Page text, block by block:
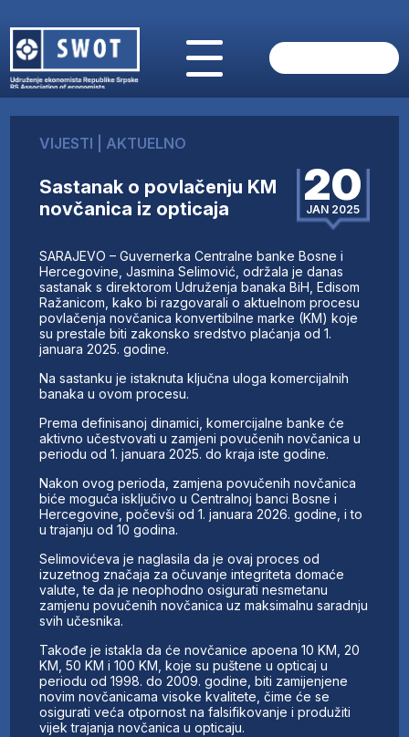
O NAMA
AKTUELNO
ANALIZE
FINANSIJE
IZ STRANIH MEDIJA
AKTIVNOSTI
SWOT INTERVJU
UČLANI SE
KONTAKT
VIJESTI AKTUELNO
Sastanak o povlačenju KM
novčanica iz opticaja
20
JAN 2025
SARAJEVO – Guvernerka Centralne banke Bosne i
Hercegovine, Jasmina Selimović, održala je danas
sastanak s direktorom Udruženja banaka BiH, Edisom
Ražanicom, kako bi razgovarali o aktuelnom procesu
povlačenja novčanica konvertibilne marke (KM) koje
su prestale biti zakonsko sredstvo plaćanja od 1.
januara 2025. godine.
Na sastanku je istaknuta ključna uloga komercijalnih
banaka u ovom procesu.
Prema definisanoj dinamici, komercijalne banke će
aktivno učestvovati u zamjeni povučenih novčanica u
periodu od 1. januara 2025. do kraja iste godine.
Nakon ovog perioda, zamjena povučenih novčanica
biće moguća isključivo u Centralnoj banci Bosne i
Hercegovine, počevši od 1. januara 2026. godine, i to
u trajanju od 10 godina.
Selimovićeva je naglasila da je ovaj proces od
izuzetnog značaja za očuvanje integriteta domaće
valute, te da je neophodno osigurati nesmetanu
zamjenu povučenih novčanica uz maksimalnu saradnju
svih učesnika.
Takođe je istakla da će novčanice apoena 10 KM, 20
KM, 50 KM i 100 KM, koje su puštene u opticaj u
periodu od 1998. do 2009. godine, biti zamijenjene
novim novčanicama visoke kvalitete, čime će se
osigurati veća otpornost na falsifikovanje i produžiti
vijek trajanja novčanica u opticaju.